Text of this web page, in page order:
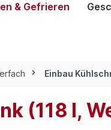
& Gefrieren
Einbau
(118 l,